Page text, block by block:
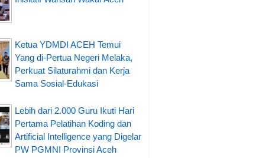
Ketua YDMDI ACEH Temui
Yang di-Pertua Negeri Melaka,
Perkuat Silaturahmi dan Kerja
Sama Sosial-Edukasi
Lebih dari 2.000 Guru Ikuti Hari
Pertama Pelatihan Koding dan
Artificial Intelligence yang Digelar
PW PGMNI Provinsi Aceh